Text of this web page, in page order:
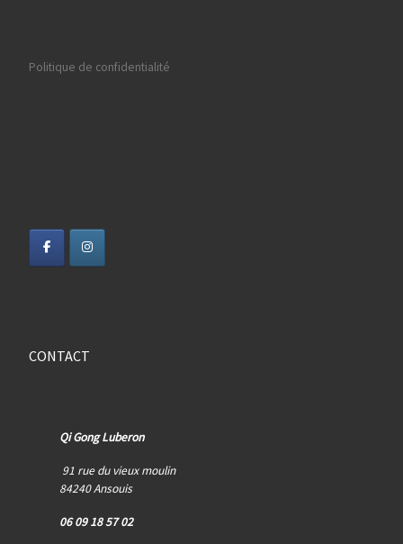
Politique de confidentialité
CONTACT
Qi Gong Luberon
91 rue du vieux moulin
84240 Ansouis
06 09 18 57 02